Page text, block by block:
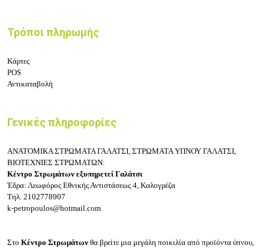
Τρόποι πληρωμής
Κάρτες
POS
Αντικαταβολή
Γενικές πληροφορίες
ΑΝΑΤΟΜΙΚΑ ΣΤΡΩΜΑΤΑ ΓΑΛΑΤΣΙ, ΣΤΡΩΜΑΤΑ ΥΠΝΟΥ ΓΑΛΑΤΣΙ,
ΒΙΟΤΕΧΝΙΕΣ ΣΤΡΩΜΑΤΩΝ:
Κέντρο Στρωμάτων εξυπηρετεί Γαλάτσι
Έδρα: Λεωφόρος Εθνικής Αντιστάσεως 4, Καλογρέζα
Τηλ. 2102778907
k-petropoulos@hotmail.com
Στο Κέντρο Στρωμάτων θα βρείτε μια μεγάλη ποικιλία από προϊόντα ύπνου,